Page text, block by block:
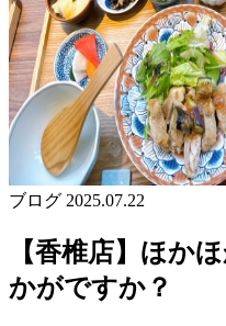
ブログ 2025.07.22
【香椎店】ほか
かがですか？